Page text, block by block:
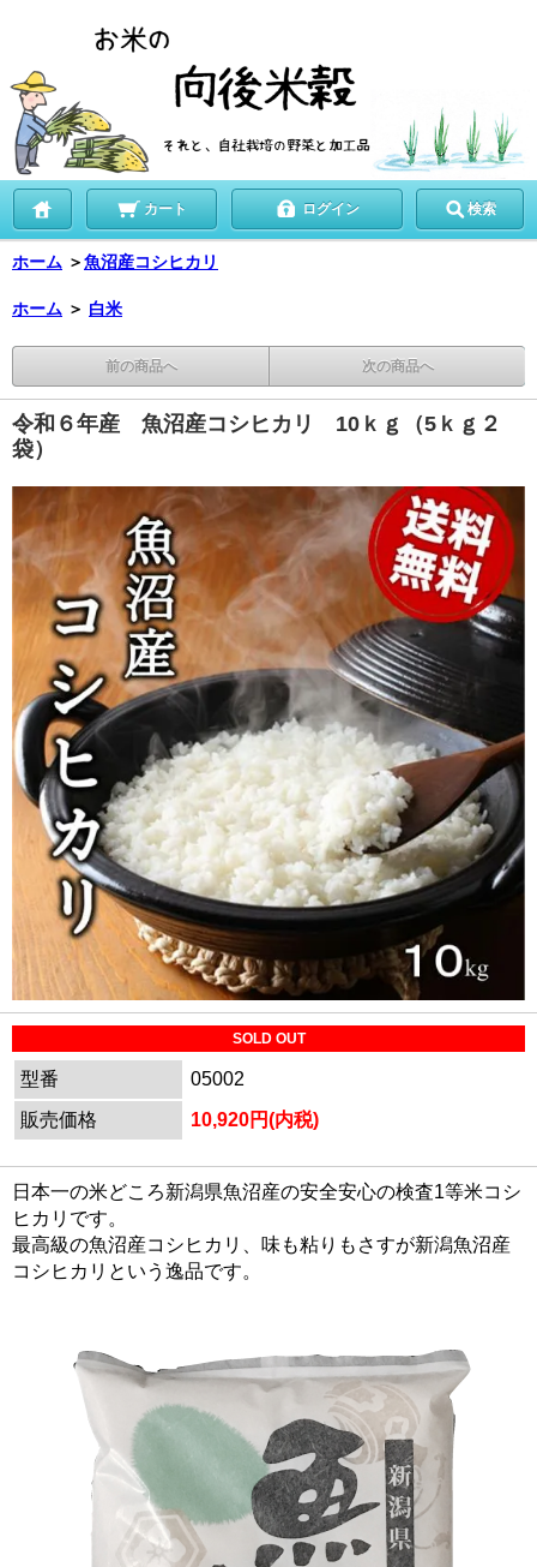
カート ログイン 検索
ホーム ＞魚沼産コシヒカリ
ホーム ＞ 白米
前の商品へ 次の商品へ
令和６年産 魚沼産コシヒカリ 10ｋｇ（5ｋｇ２
袋）
SOLD OUT
型番
05002
販売価格
10,920円(内税)
日本一の米どころ新潟県魚沼産の安全安心の検査1等米コシ
ヒカリです。
最高級の魚沼産コシヒカリ、味も粘りもさすが新潟魚沼産
コシヒカリという逸品です。